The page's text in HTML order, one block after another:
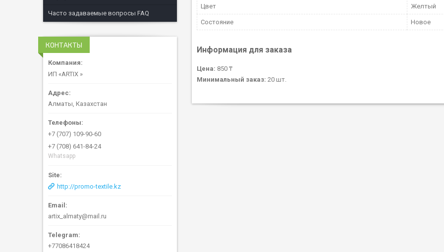
Цвет Желтый
Состояние Новое
Информация для заказа
Цена: 850 ₸
Минимальный заказ: 20 шт.
Часто задаваемые вопросы FAQ
КОНТАКТЫ
ИП «ARTIX »
Алматы, Казахстан
+7 (707) 109-90-60
+7 (708) 641-84-24
Whatsapp
http://promo-textile.kz
artix_almaty@mail.ru
+77086418424